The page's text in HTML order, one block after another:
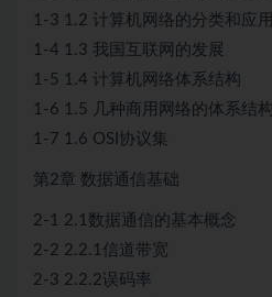
1-3 1.2 计算机网络的分类和应用
1-4 1.3 我国互联网的发展
1-5 1.4 计算机网络体系结构
1-6 1.5 几种商用网络的体系结构
1-7 1.6 OSI协议集
第2章 数据通信基础
2-1 2.1数据通信的基本概念
2-2 2.2.1信道带宽
2-3 2.2.2误码率